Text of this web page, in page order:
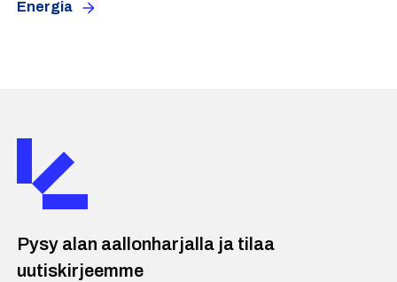
Energia
Pysy alan aallonharjalla ja tilaa
uutiskirjeemme